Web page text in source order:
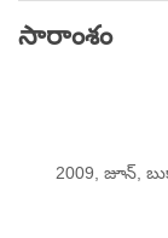
సారాంశం
2009, జూన్,